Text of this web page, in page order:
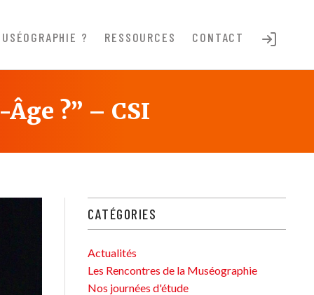
? RESSOURCES CONTACT
?” – CSI
CATÉGORIES
Actualités
Les Rencontres de la Muséographie
Nos journées d'étude